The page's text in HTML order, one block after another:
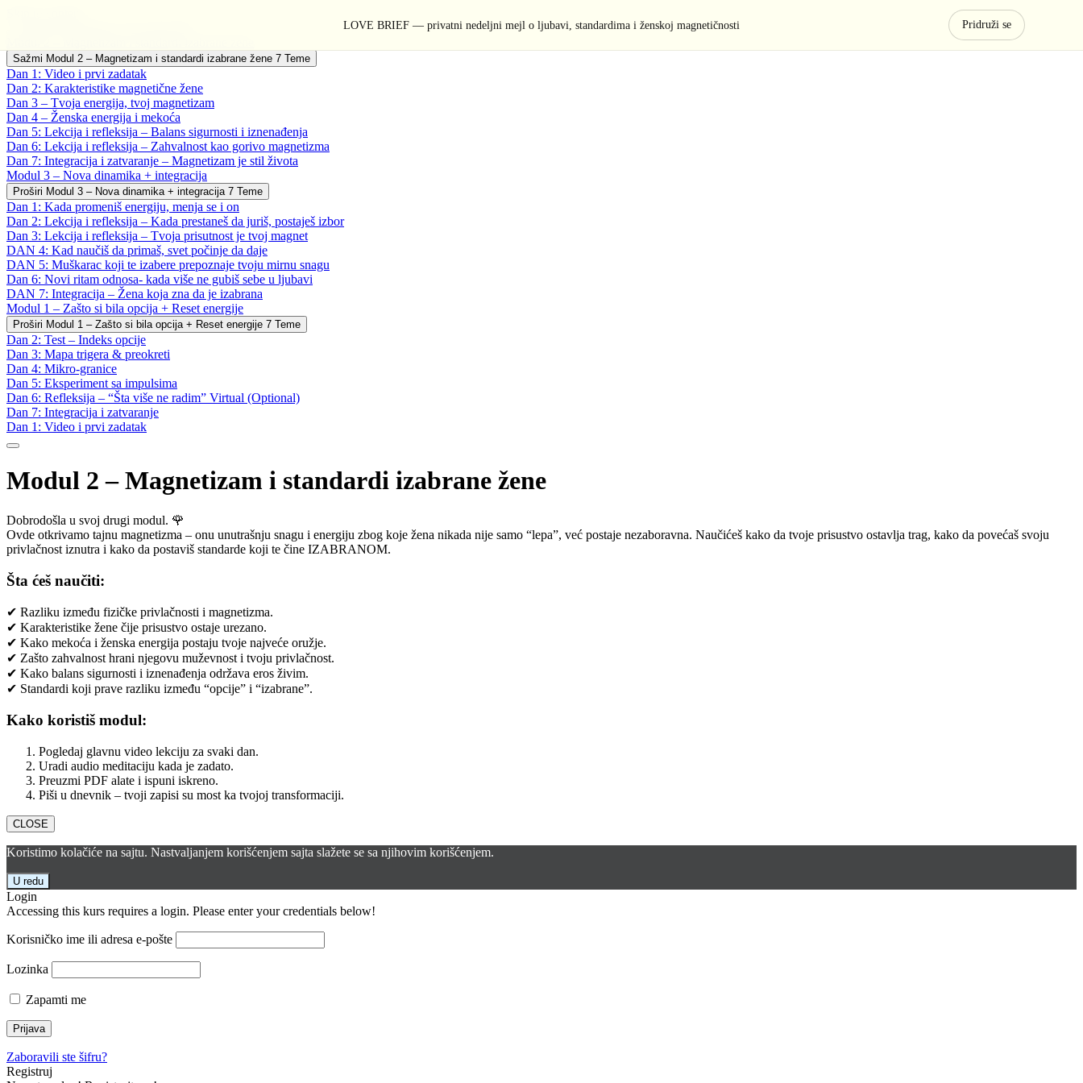
LOVE BRIEF — privatni nedeljni mejl o ljubavi, standardima i ženskoj magnetičnosti Pridruži se
Sažmi Modul 2 – Magnetizam i standardi izabrane žene 7 Teme
Dan 1: Video i prvi zadatak
Dan 2: Karakteristike magnetične žene
Dan 3 – Tvoja energija, tvoj magnetizam
Dan 4 – Ženska energija i mekoća
Dan 5: Lekcija i refleksija – Balans sigurnosti i iznenađenja
Dan 6: Lekcija i refleksija – Zahvalnost kao gorivo magnetizma
Dan 7: Integracija i zatvaranje – Magnetizam je stil života
Modul 3 – Nova dinamika + integracija
Proširi Modul 3 – Nova dinamika + integracija 7 Teme
Dan 1: Kada promeniš energiju, menja se i on
Dan 2: Lekcija i refleksija – Kada prestaneš da juriš, postaješ izbor
Dan 3: Lekcija i refleksija – Tvoja prisutnost je tvoj magnet
DAN 4: Kad naučiš da primaš, svet počinje da daje
DAN 5: Muškarac koji te izabere prepoznaje tvoju mirnu snagu
Dan 6: Novi ritam odnosa- kada više ne gubiš sebe u ljubavi
DAN 7: Integracija – Žena koja zna da je izabrana
Modul 1 – Zašto si bila opcija + Reset energije
Proširi Modul 1 – Zašto si bila opcija + Reset energije 7 Teme
Dan 2: Test – Indeks opcije
Dan 3: Mapa trigera & preokreti
Dan 4: Mikro-granice
Dan 5: Eksperiment sa impulsima
Dan 6: Refleksija – “Šta više ne radim” Virtual (Optional)
Dan 7: Integracija i zatvaranje
Dan 1: Video i prvi zadatak
Modul 2 – Magnetizam i standardi izabrane žene
Dobrodošla u svoj drugi modul. 🌹
Ovde otkrivamo tajnu magnetizma – onu unutrašnju snagu i energiju zbog koje žena nikada nije samo “lepa”, već postaje nezaboravna. Naučićeš kako da tvoje prisustvo ostavlja trag, kako da povećaš svoju
privlačnost iznutra i kako da postaviš standarde koji te čine IZABRANOM.
Šta ćeš naučiti:
✔ Razliku između fizičke privlačnosti i magnetizma.
✔ Karakteristike žene čije prisustvo ostaje urezano.
✔ Kako mekoća i ženska energija postaju tvoje najveće oružje.
✔ Zašto zahvalnost hrani njegovu muževnost i tvoju privlačnost.
✔ Kako balans sigurnosti i iznenađenja održava eros živim.
✔ Standardi koji prave razliku između “opcije” i “izabrane”.
Kako koristiš modul:
Pogledaj glavnu video lekciju za svaki dan.
Uradi audio meditaciju kada je zadato.
Preuzmi PDF alate i ispuni iskreno.
Piši u dnevnik – tvoji zapisi su most ka tvojoj transformaciji.
CLOSE
Koristimo kolačiće na sajtu. Nastvaljanjem korišćenjem sajta slažete se sa njihovim korišćenjem.
U redu
Login
Accessing this kurs requires a login. Please enter your credentials below!
Korisničko ime ili adresa e-pošte
Lozinka
Zapamti me
Zaboravili ste šifru?
Registruj